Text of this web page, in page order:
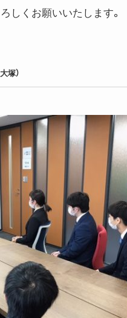
しくお願いいたします。
大塚）